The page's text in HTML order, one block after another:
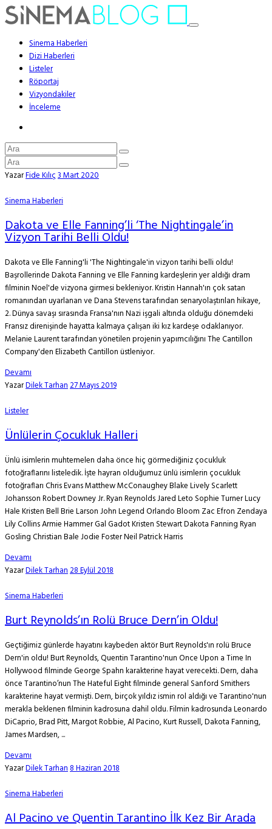
Sinema Haberleri
Dizi Haberleri
Listeler
Röportaj
Vizyondakiler
İnceleme
YazarFide Kılıç3 Mart 2020
Sinema Haberleri
Dakota ve Elle Fanning’li ‘The Nightingale’in
Vizyon Tarihi Belli Oldu!
Dakota ve Elle Fanning'li 'The Nightingale'in vizyon tarihi belli oldu!
Başrollerinde Dakota Fanning ve Elle Fanning kardeşlerin yer aldığı dram
filminin Noel'de vizyona girmesi bekleniyor. Kristin Hannah'ın çok satan
romanından uyarlanan ve Dana Stevens tarafından senaryolaştırılan hikaye,
2. Dünya savaşı sırasında Fransa'nın Nazi işgali altında olduğu dönemdeki
Fransız direnişinde hayatta kalmaya çalışan iki kız kardeşe odaklanıyor.
Melanie Laurent tarafından yönetilen projenin yapımcılığını The Cantillon
Company'den Elizabeth Cantillon üstleniyor.
Devamı
YazarDilek Tarhan27 Mayıs 2019
Listeler
Ünlülerin Çocukluk Halleri
Ünlü isimlerin muhtemelen daha önce hiç görmediğiniz çocukluk
fotoğraflarını listeledik. İşte hayran olduğumuz ünlü isimlerin çocukluk
fotoğrafları Chris Evans Matthew McConaughey Blake Lively Scarlett
Johansson Robert Downey Jr. Ryan Reynolds Jared Leto Sophie Turner Lucy
Hale Kristen Bell Brie Larson John Legend Orlando Bloom Zac Efron Zendaya
Lily Collins Armie Hammer Gal Gadot Kristen Stewart Dakota Fanning Ryan
Gosling Christian Bale Jodie Foster Neil Patrick Harris
Devamı
YazarDilek Tarhan28 Eylül 2018
Sinema Haberleri
Burt Reynolds’ın Rolü Bruce Dern’in Oldu!
Geçtiğimiz günlerde hayatını kaybeden aktör Burt Reynolds'ın rolü Bruce
Dern'in oldu! Burt Reynolds, Quentin Tarantino'nun Once Upon a Time In
Hollywood filminde George Spahn karakterine hayat verecekti. Dern, daha
önce Tarantino’nun The Hateful Eight filminde general Sanford Smithers
karakterine hayat vermişti. Dern, birçok yıldız ismin rol aldığı ve Tarantino'nun
merakla beklenen filminin kadrosuna dahil oldu. Filmin kadrosunda Leonardo
DiCaprio, Brad Pitt, Margot Robbie, Al Pacino, Kurt Russell, Dakota Fanning,
James Mardsen, ...
Devamı
YazarDilek Tarhan8 Haziran 2018
Sinema Haberleri
Al Pacino ve Quentin Tarantino İlk Kez Bir Arada